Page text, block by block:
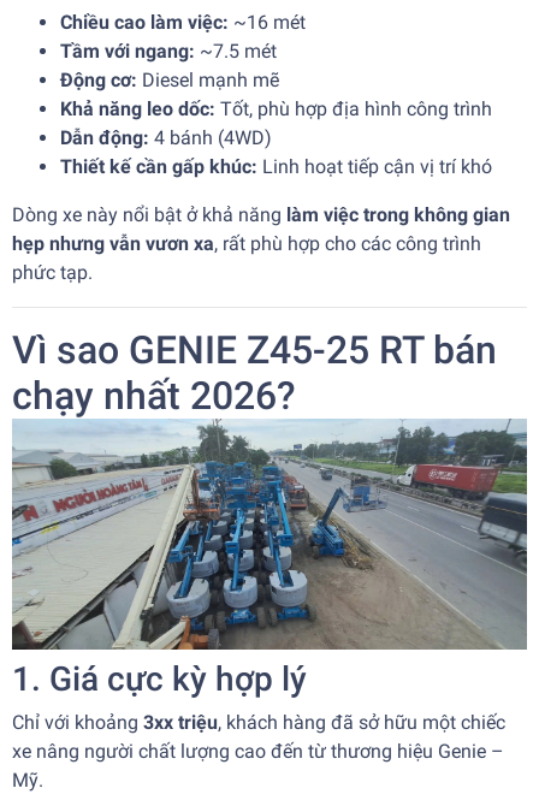
Chiều cao làm việc: ~16 mét
Tầm với ngang: ~7.5 mét
Động cơ: Diesel mạnh mẽ
Khả năng leo dốc: Tốt, phù hợp địa hình công trình
Dẫn động: 4 bánh (4WD)
Thiết kế cần gấp khúc: Linh hoạt tiếp cận vị trí khó
Dòng xe này nổi bật ở khả năng làm việc trong không gian
hẹp nhưng vẫn vươn xa, rất phù hợp cho các công trình
phức tạp.
Vì sao GENIE Z45-25 RT bán
chạy nhất 2026?
1. Giá cực kỳ hợp lý
Chỉ với khoảng 3xx triệu, khách hàng đã sở hữu một chiếc
xe nâng người chất lượng cao đến từ thương hiệu Genie –
Mỹ.